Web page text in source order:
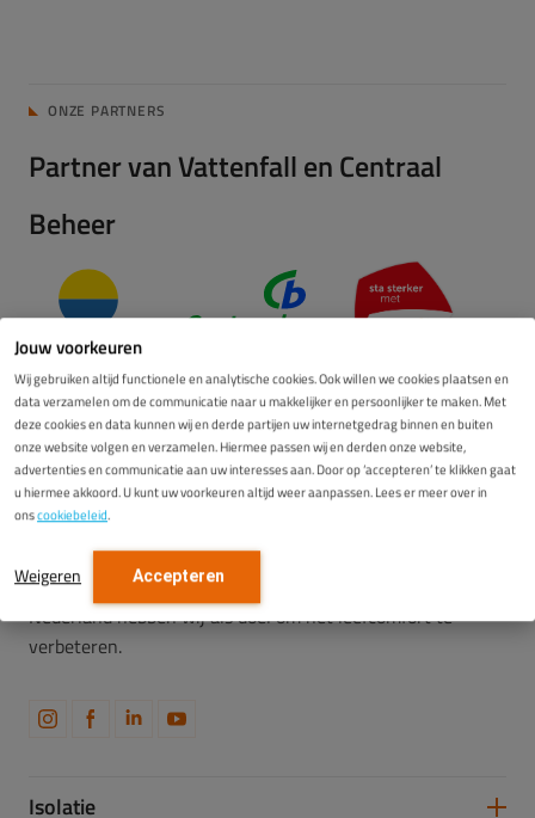
Jouw voorkeuren
Wij gebruiken altijd functionele en analytische cookies. Ook willen we cookies plaatsen en
data verzamelen om de communicatie naar u makkelijker en persoonlijker te maken. Met
deze cookies en data kunnen wij en derde partijen uw internetgedrag binnen en buiten
onze website volgen en verzamelen. Hiermee passen wij en derden onze website,
advertenties en communicatie aan uw interesses aan. Door op ‘accepteren’ te klikken gaat
u hiermee akkoord. U kunt uw voorkeuren altijd weer aanpassen. Lees er meer over in
onscookiebeleid.
Weigeren Accepteren
ONZE PARTNERS
Partner van Vattenfall en Centraal
Beheer
Een leidende specialist in isolatie, restauratie en
gevelonderhoud. Met 10 vestigingen verspreid over
Nederland hebben wij als doel om het leefcomfort te
verbeteren.
Isolatie